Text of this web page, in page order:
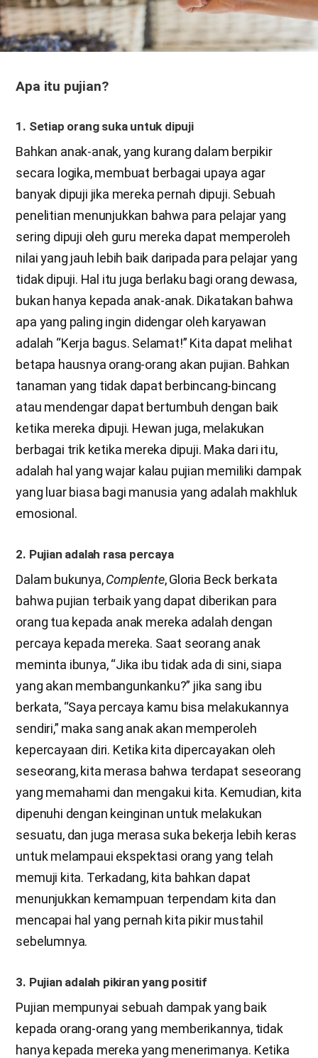
Apa itu pujian?
1. Setiap orang suka untuk dipuji
Bahkan anak-anak, yang kurang dalam berpikir
secara logika, membuat berbagai upaya agar
banyak dipuji jika mereka pernah dipuji. Sebuah
penelitian menunjukkan bahwa para pelajar yang
sering dipuji oleh guru mereka dapat memperoleh
nilai yang jauh lebih baik daripada para pelajar yang
tidak dipuji. Hal itu juga berlaku bagi orang dewasa,
bukan hanya kepada anak-anak. Dikatakan bahwa
apa yang paling ingin didengar oleh karyawan
adalah “Kerja bagus. Selamat!” Kita dapat melihat
betapa hausnya orang-orang akan pujian. Bahkan
tanaman yang tidak dapat berbincang-bincang
atau mendengar dapat bertumbuh dengan baik
ketika mereka dipuji. Hewan juga, melakukan
berbagai trik ketika mereka dipuji. Maka dari itu,
adalah hal yang wajar kalau pujian memiliki dampak
yang luar biasa bagi manusia yang adalah makhluk
emosional.
2. Pujian adalah rasa percaya
Dalam bukunya,Complente, Gloria Beck berkata
bahwa pujian terbaik yang dapat diberikan para
orang tua kepada anak mereka adalah dengan
percaya kepada mereka. Saat seorang anak
meminta ibunya, “Jika ibu tidak ada di sini, siapa
yang akan membangunkanku?” jika sang ibu
berkata, “Saya percaya kamu bisa melakukannya
sendiri,” maka sang anak akan memperoleh
kepercayaan diri. Ketika kita dipercayakan oleh
seseorang, kita merasa bahwa terdapat seseorang
yang memahami dan mengakui kita. Kemudian, kita
dipenuhi dengan keinginan untuk melakukan
sesuatu, dan juga merasa suka bekerja lebih keras
untuk melampaui ekspektasi orang yang telah
memuji kita. Terkadang, kita bahkan dapat
menunjukkan kemampuan terpendam kita dan
mencapai hal yang pernah kita pikir mustahil
sebelumnya.
3. Pujian adalah pikiran yang positif
Pujian mempunyai sebuah dampak yang baik
kepada orang-orang yang memberikannya, tidak
hanya kepada mereka yang menerimanya. Ketika